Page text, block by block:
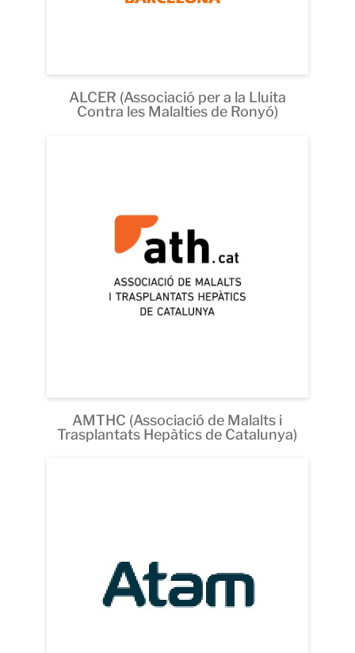
ALCER (Associació per a la Lluita
Contra les Malalties de Ronyó)
AMTHC (Associació de Malalts i
Trasplantats Hepàtics de Catalunya)